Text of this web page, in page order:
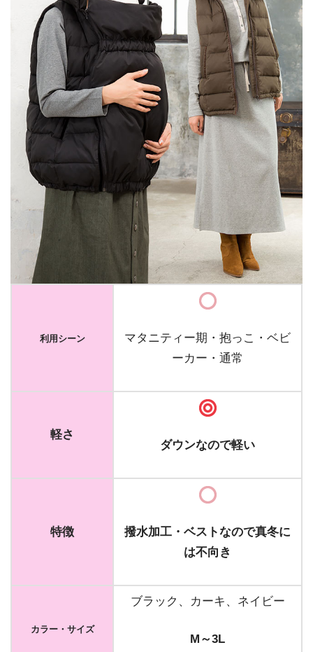
利用シーン
マタニティー期・抱っこ・ベビ
ーカー・通常
軽さ
ダウンなので軽い
特徴
撥水加工・ベストなので真冬に
は不向き
カラー・サイズ
ブラック、カーキ、ネイビー
M～3L